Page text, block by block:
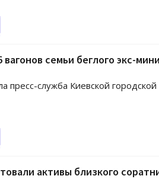
вагонов семьи беглого экс-
пресс-служба Киевской городской
активы близкого